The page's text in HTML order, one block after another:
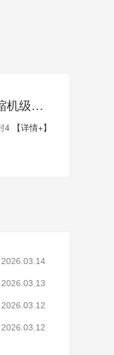
鑫钻小知识 | 离心式压缩机级间密封4
4 【详情+】
2026.03.14
2026.03.13
2026.03.12
2026.03.12